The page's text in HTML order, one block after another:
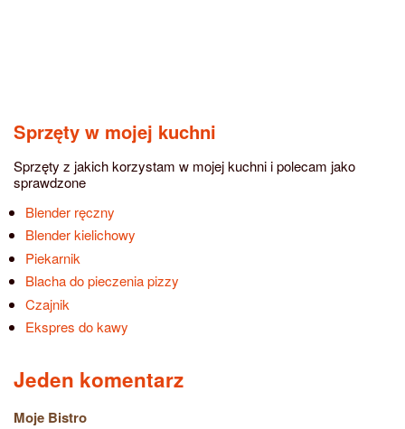
Sprzęty w mojej kuchni
Sprzęty z jakich korzystam w mojej kuchni i polecam jako
sprawdzone
Blender ręczny
Blender kielichowy
Piekarnik
Blacha do pieczenia pizzy
Czajnik
Ekspres do kawy
Jeden komentarz
Moje Bistro